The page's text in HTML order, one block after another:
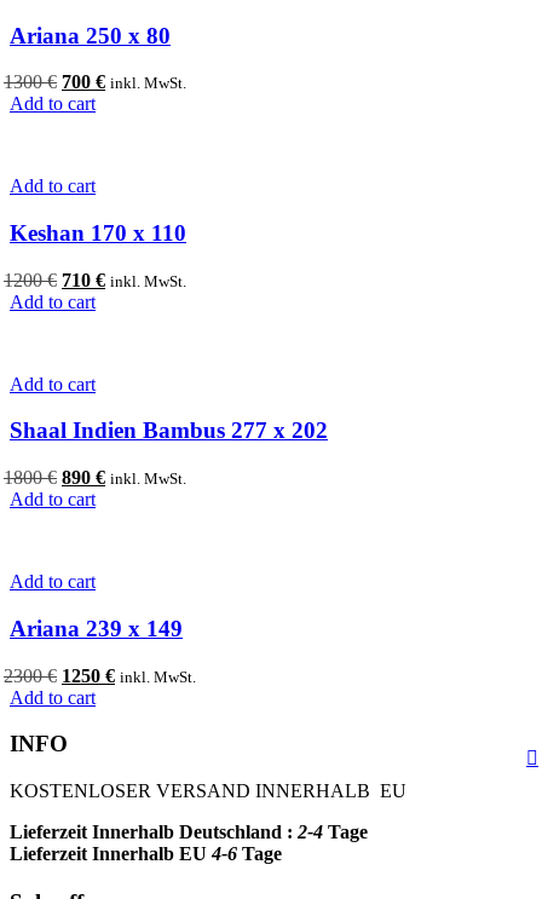
Ariana 250 x 80
1300€ Original
price
700 €Current
inkl. MwSt.
Add to cart
Add to cart
Keshan 170 x 110
1200€ Original
price
710 €Current
inkl. MwSt.
Add to cart
Add to cart
Shaal Indien Bambus 277 x 202
1800€ Original
price
890 €Current
inkl. MwSt.
Add to cart
Add to cart
Ariana 239 x 149
2300€ Original
price
2300 €.
1250 €Current
inkl. MwSt.
Add to cart
INFO
KOSTENLOSER VERSAND INNERHALB EU
Lieferzeit Innerhalb Deutschland : 2-4 Tage
Lieferzeit Innerhalb EU4-6 Tage